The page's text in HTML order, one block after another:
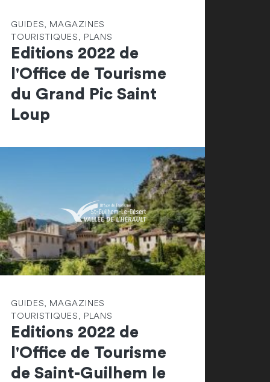
GUIDES, MAGAZINES
TOURISTIQUES, PLANS
Editions 2022 de
l'Office de Tourisme
du Grand Pic Saint
Loup
GUIDES, MAGAZINES
TOURISTIQUES, PLANS
Editions 2022 de
l'Office de Tourisme
de Saint-Guilhem le